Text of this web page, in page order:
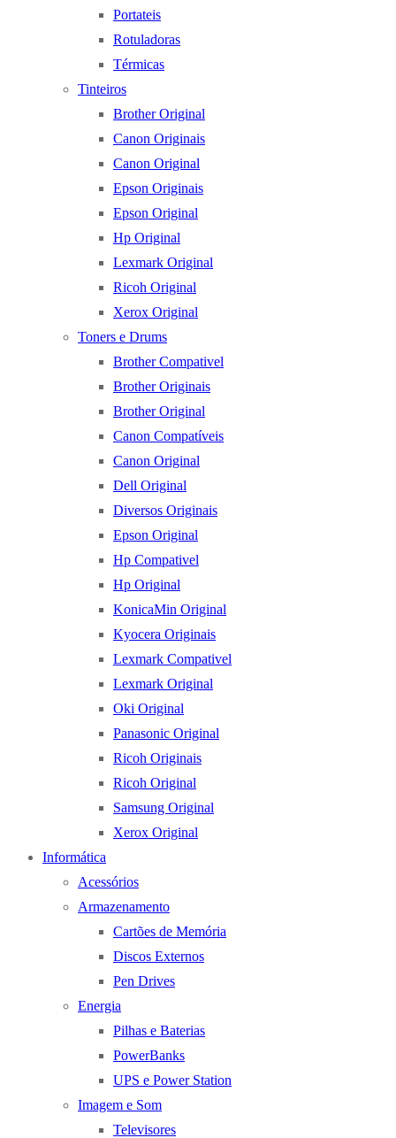
Portateis
Rotuladoras
Térmicas
Tinteiros
Brother Original
Canon Originais
Canon Original
Epson Originais
Epson Original
Hp Original
Lexmark Original
Ricoh Original
Xerox Original
Toners e Drums
Brother Compativel
Brother Originais
Brother Original
Canon Compatíveis
Canon Original
Dell Original
Diversos Originais
Epson Original
Hp Compativel
Hp Original
KonicaMin Original
Kyocera Originais
Lexmark Compativel
Lexmark Original
Oki Original
Panasonic Original
Ricoh Originais
Ricoh Original
Samsung Original
Xerox Original
Informática
Acessórios
Armazenamento
Cartões de Memória
Discos Externos
Pen Drives
Energia
Pilhas e Baterias
PowerBanks
UPS e Power Station
Imagem e Som
Televisores